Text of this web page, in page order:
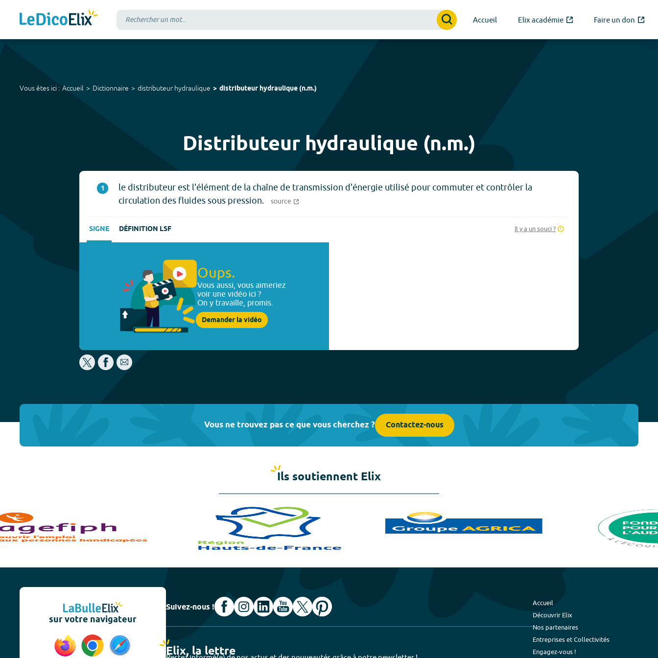
Accueil Elix académie Faire un don
Vous êtes ici : Accueil Dictionnaire distributeur hydraulique distributeur hydraulique (n.m.)
Distributeur hydraulique (n.m.)
1
le distributeur est l'élément de la chaîne de transmission d'énergie utilisé pour commuter et contrôler la
circulation des fluides sous pression.
source
SIGNE DÉFINITION LSF Il y a un souci ?
Oups.
Vous aussi, vous aimeriez
voir une vidéo ici ?
On y travaille, promis.
Demander la vidéo
Vous ne trouvez pas ce que vous cherchez ? Contactez-nous
Ils soutiennent Elix
sur votre navigateur
Suivez-nous !
Elix, la lettre
Accueil
Découvrir Elix
Nos partenaires
Entreprises et Collectivités
Engagez-vous !